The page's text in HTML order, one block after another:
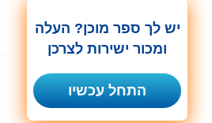
יש לך ספר מוכן? העלה
ומכור ישירות לצרכן
התחל עכשיו